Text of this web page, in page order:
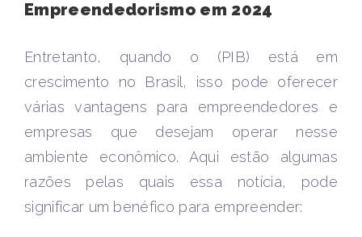
Empreendedorismo em 2024
Entretanto, quando o (PIB) está em
crescimento no Brasil, isso pode oferecer
várias vantagens para empreendedores e
empresas que desejam operar nesse
ambiente econômico. Aqui estão algumas
razões pelas quais essa notícia, pode
significar um benéfico para empreender: